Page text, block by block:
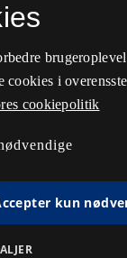
i
cookiepolitik
kun